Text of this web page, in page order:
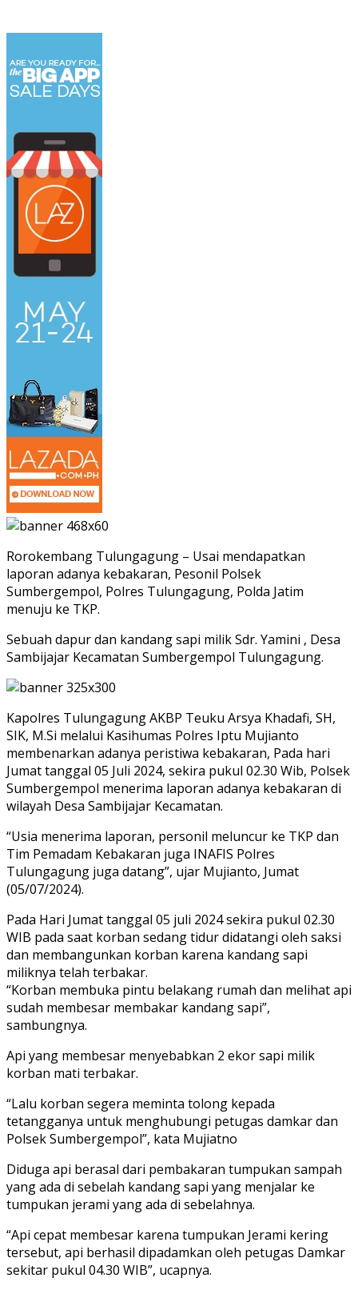
Rorokembang Tulungagung – Usai mendapatkan
laporan adanya kebakaran, Pesonil Polsek
Sumbergempol, Polres Tulungagung, Polda Jatim
menuju ke TKP.
Sebuah dapur dan kandang sapi milik Sdr. Yamini , Desa
Sambijajar Kecamatan Sumbergempol Tulungagung.
Kapolres Tulungagung AKBP Teuku Arsya Khadafi, SH,
SIK, M.Si melalui Kasihumas Polres Iptu Mujianto
membenarkan adanya peristiwa kebakaran, Pada hari
Jumat tanggal 05 Juli 2024, sekira pukul 02.30 Wib, Polsek
Sumbergempol menerima laporan adanya kebakaran di
wilayah Desa Sambijajar Kecamatan.
“Usia menerima laporan, personil meluncur ke TKP dan
Tim Pemadam Kebakaran juga INAFIS Polres
Tulungagung juga datang”, ujar Mujianto, Jumat
(05/07/2024).
Pada Hari Jumat tanggal 05 juli 2024 sekira pukul 02.30
WIB pada saat korban sedang tidur didatangi oleh saksi
dan membangunkan korban karena kandang sapi
miliknya telah terbakar.
“Korban membuka pintu belakang rumah dan melihat api
sudah membesar membakar kandang sapi”,
sambungnya.
Api yang membesar menyebabkan 2 ekor sapi milik
korban mati terbakar.
“Lalu korban segera meminta tolong kepada
tetangganya untuk menghubungi petugas damkar dan
Polsek Sumbergempol”, kata Mujiatno
Diduga api berasal dari pembakaran tumpukan sampah
yang ada di sebelah kandang sapi yang menjalar ke
tumpukan jerami yang ada di sebelahnya.
“Api cepat membesar karena tumpukan Jerami kering
tersebut, api berhasil dipadamkan oleh petugas Damkar
sekitar pukul 04.30 WIB”, ucapnya.